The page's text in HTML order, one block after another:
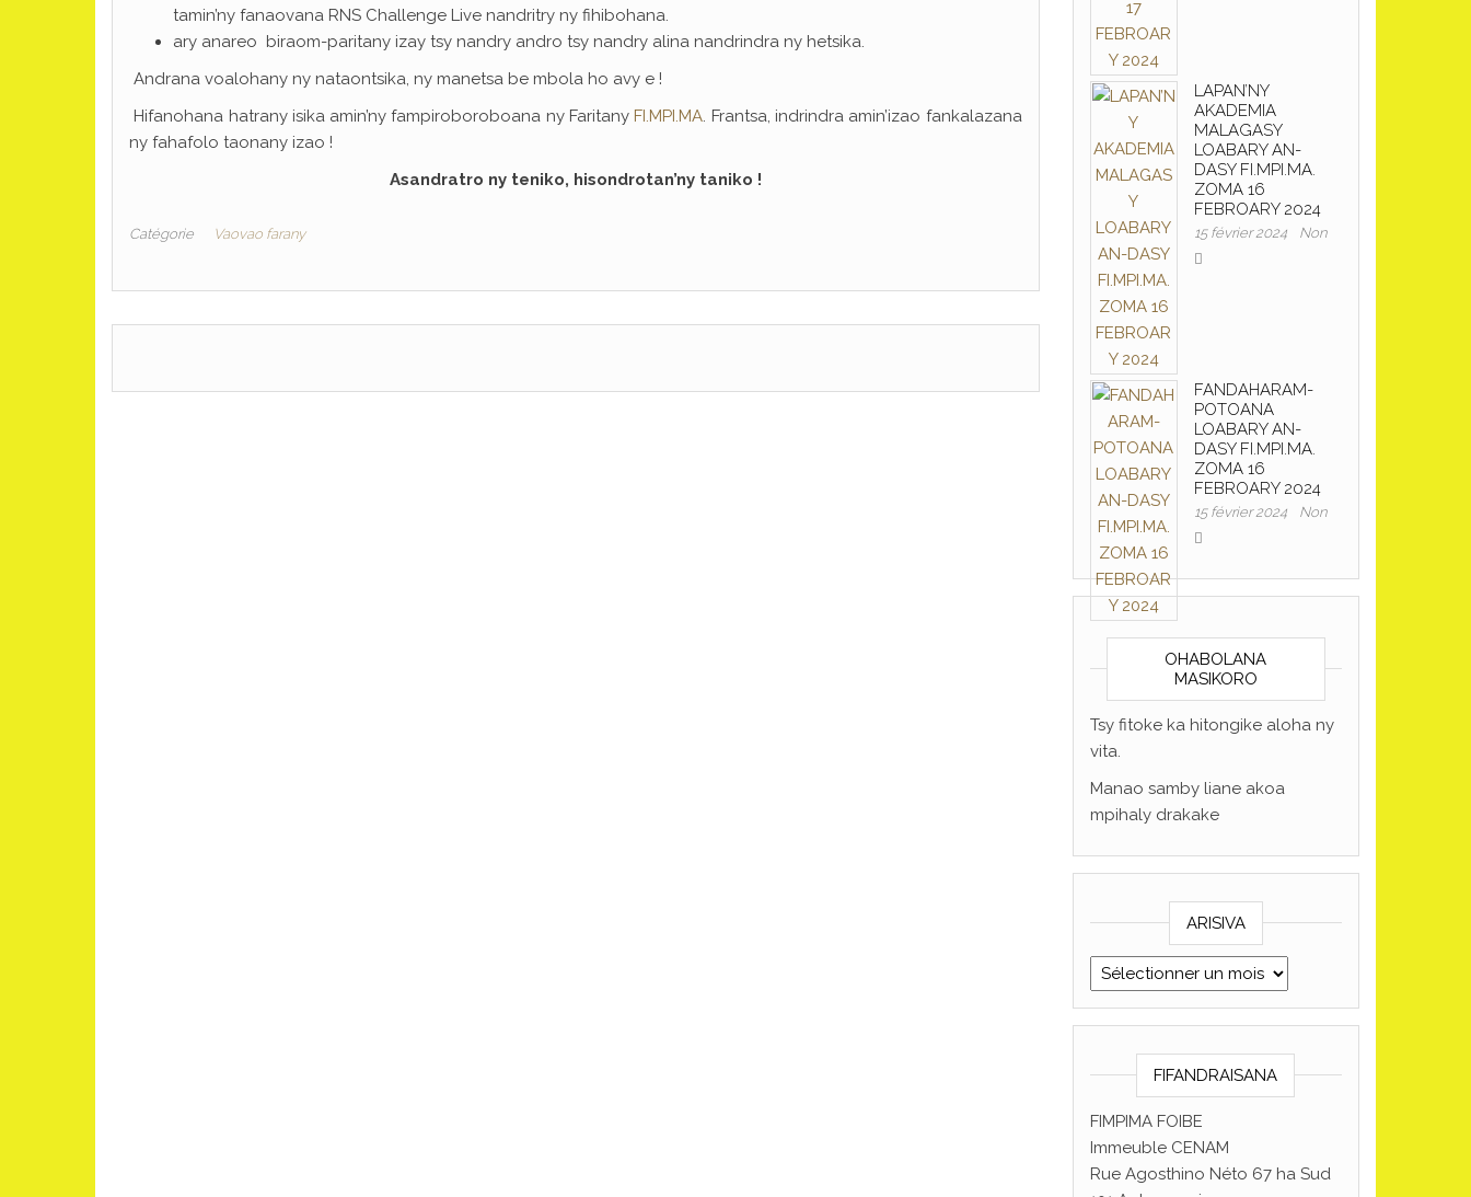
tamin’ny fanaovana RNS Challenge Live nandritry ny fihibohana.
ary anareo biraom-paritany izay tsy nandry andro tsy nandry alina nandrindra ny hetsika.
Andrana voalohany ny nataontsika, ny manetsa be mbola ho avy e !
Hifanohana hatrany isika amin’ny fampiroboroboana ny Faritany FI.MPI.MA. Frantsa, indrindra amin’izao fankalazana
ny fahafolo taonany izao !
Asandratro ny teniko, hisondrotan’ny taniko !
Catégorie Vaovao farany
LAPAN’NY
AKADEMIA
MALAGASY
LOABARY AN-
DASY FI.MPI.MA.
ZOMA 16
FEBROARY 2024
15 février 2024 Non
FANDAHARAM-
POTOANA
LOABARY AN-
DASY FI.MPI.MA.
ZOMA 16
FEBROARY 2024
15 février 2024 Non
OHABOLANA
MASIKORO
Tsy fitoke ka hitongike aloha ny
vita.
Manao samby liane akoa
mpihaly drakake
ARISIVA
ARISIVA
FIFANDRAISANA
FIMPIMA FOIBE
Immeuble CENAM
Rue Agosthino Néto 67 ha Sud